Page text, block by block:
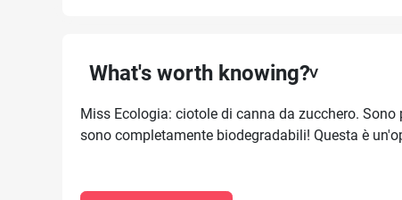
What's worth knowing?
Miss Ecologia: ciotole di canna da zucchero.
sono completamente biodegradabili! Questa è